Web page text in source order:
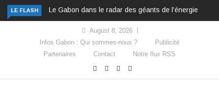
LE FLASH Le Gabon dans le radar des géants de l’énergie
August 8, 2026
Infos Gabon : Qui sommes-nous ?
Publicité
Partenaires
Contact Notre flux RSS